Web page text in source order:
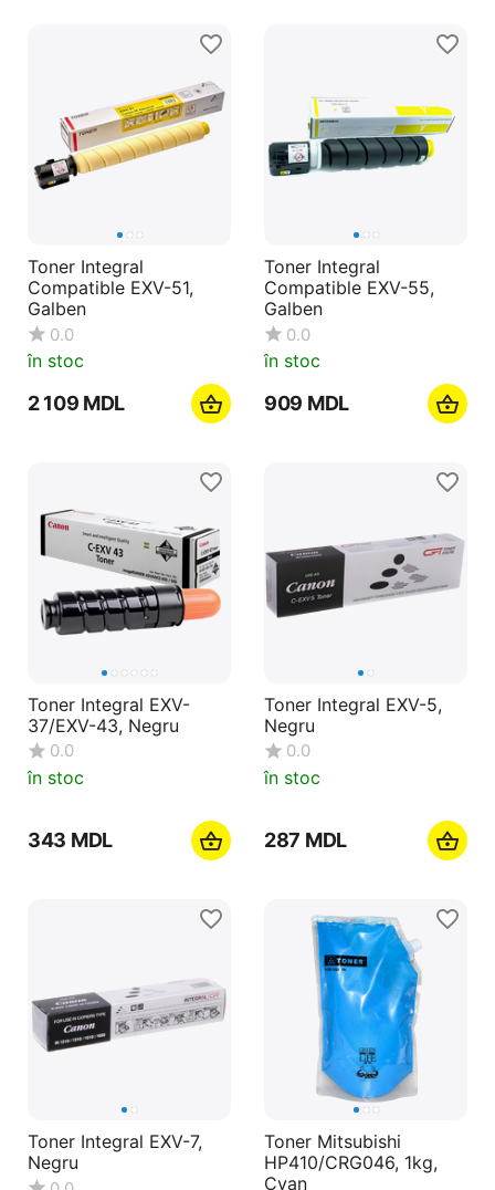
Toner Integral
Compatible EXV-51,
Galben
0.0
în stoc
2 109 MDL
Toner Integral
Compatible EXV-55,
Galben
0.0
în stoc
‍909‍ MDL
Toner Integral EXV-
37/EXV-43, Negru
0.0
în stoc
‍343‍ MDL
Toner Integral EXV-5,
Negru
0.0
în stoc
‍287‍ MDL
Toner Integral EXV-7,
Negru
Toner Mitsubishi
HP410/CRG046, 1kg,
Cyan